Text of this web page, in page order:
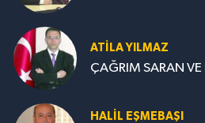
ATILA YILMAZ
ÇAĞRIM SARAN
HALIL EŞMEBAŞI